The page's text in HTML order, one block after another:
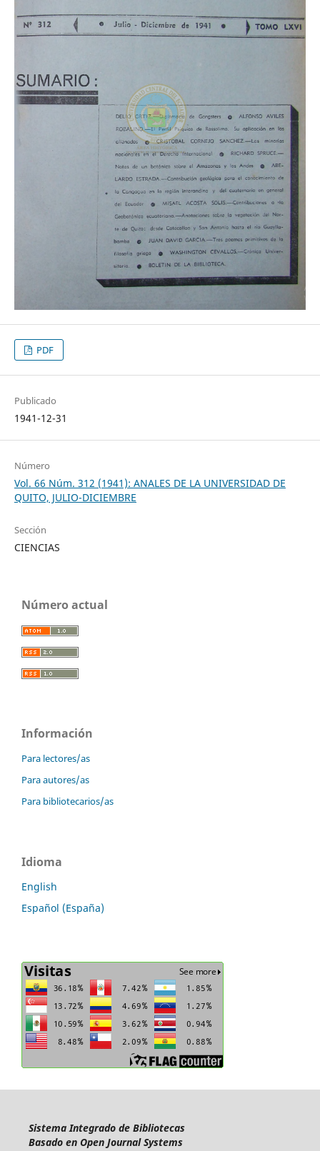
PDF
Publicado
1941-12-31
Número
Vol. 66 Núm. 312 (1941): ANALES DE LA UNIVERSIDAD DE
QUITO, JULIO-DICIEMBRE
Sección
CIENCIAS
Número actual
Información
Para lectores/as
Para autores/as
Para bibliotecarios/as
Idioma
English
Español (España)
Sistema Integrado de Bibliotecas
Basado en Open Journal Systems